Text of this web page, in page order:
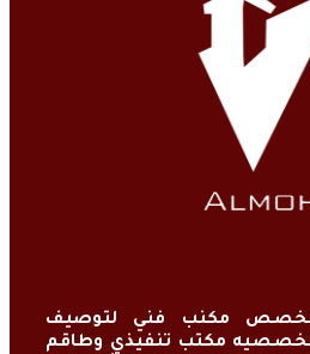
مكنب فني لتوصيف
مكتب تنفيذي وطاقم